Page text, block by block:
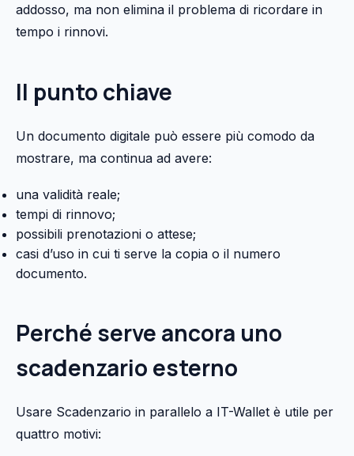
addosso, ma non elimina il problema di ricordare in
tempo i rinnovi.
Il punto chiave
Un documento digitale può essere più comodo da
mostrare, ma continua ad avere:
una validità reale;
tempi di rinnovo;
possibili prenotazioni o attese;
casi d’uso in cui ti serve la copia o il numero
documento.
Perché serve ancora uno
scadenzario esterno
Usare Scadenzario in parallelo a IT-Wallet è utile per
quattro motivi: